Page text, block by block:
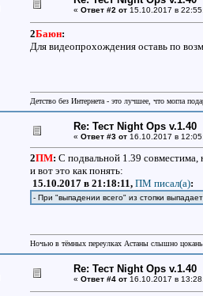
« Ответ #2 от15.10.2017 в
2Баюн:
Для видеопрохождения оставь по
Детство без Интернета - это лучшее, что могла
Re: Тест Night Ops v.1.40
« Ответ #3 от16.10.2017 в
2ПМ: С подвальной 1.39
и вот это как понять:
15.10.2017 в 21:18:11, ПМ писал(a):
- При "выпадении всего" из стопки
Ночью в тёмных переулках Астаны слышно
Re: Тест Night Ops v.1.40
« Ответ #4 от16.10.2017 в